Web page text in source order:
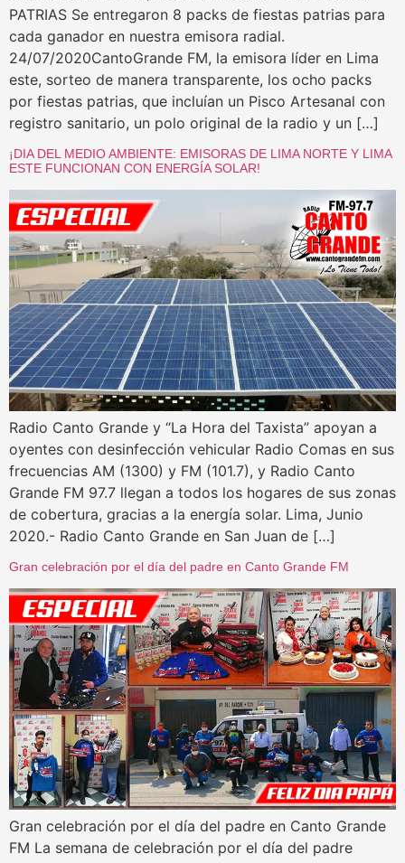
PATRIAS Se entregaron 8 packs de fiestas patrias para
cada ganador en nuestra emisora radial.
24/07/2020CantoGrande FM, la emisora líder en Lima
este, sorteo de manera transparente, los ocho packs
por fiestas patrias, que incluían un Pisco Artesanal con
registro sanitario, un polo original de la radio y un […]
¡DIA DEL MEDIO AMBIENTE: EMISORAS DE LIMA NORTE Y LIMA
ESTE FUNCIONAN CON ENERGÍA SOLAR!
Radio Canto Grande y “La Hora del Taxista” apoyan a
oyentes con desinfección vehicular Radio Comas en sus
frecuencias AM (1300) y FM (101.7), y Radio Canto
Grande FM 97.7 llegan a todos los hogares de sus zonas
de cobertura, gracias a la energía solar. Lima, Junio
2020.- Radio Canto Grande en San Juan de […]
Gran celebración por el día del padre en Canto Grande FM
Gran celebración por el día del padre en Canto Grande
FM La semana de celebración por el día del padre